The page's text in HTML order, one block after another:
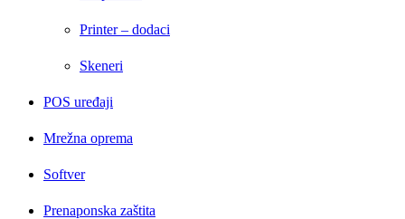
Printer – dodaci
Skeneri
POS uređaji
Mrežna oprema
Softver
Prenaponska zaštita